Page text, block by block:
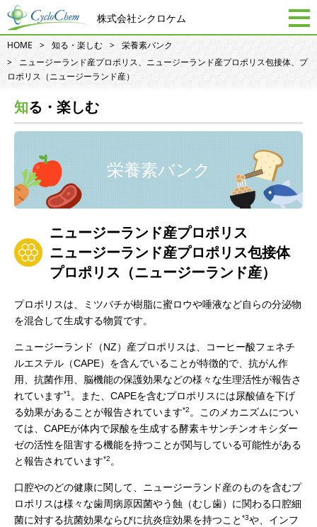
株式会社シクロケム
HOME 知る・楽しむ
栄養素バンク
ニュージーランド産プロポリス、ニュージーランド産プロポリス包接体、プ
ロポリス（ニュージーランド産）
知る・楽しむ
栄養素バンク
ニュージーランド産プロポリス
ニュージーランド産プロポリス包接体
プロポリス（ニュージーランド産）
プロポリスは、ミツバチが樹脂に蜜ロウや唾液など自らの分泌物
を混合して生成する物質です。
ニュージーランド（NZ）産プロポリスは、コーヒー酸フェネチ
ルエステル（CAPE）を含んでいることが特徴的で、抗がん作
用、抗菌作用、脳機能の保護効果などの様々な生理活性が報告さ
れています*1。また、CAPEを含むプロポリスには尿酸値を下げ
る効果があることが報告されています*2。このメカニズムについ
ては、CAPEが体内で尿酸を生成する酵素キサンチンオキシダー
ゼの活性を阻害する機能を持つことが関与している可能性がある
と報告されています*2。
口腔やのどの健康に関して、ニュージーランド産のものを含むプ
ロポリスは様々な歯周病原因菌やう蝕（むし歯）に関わる口腔細
菌に対する抗菌効果ならびに抗炎症効果を持つこと *3や、インフ